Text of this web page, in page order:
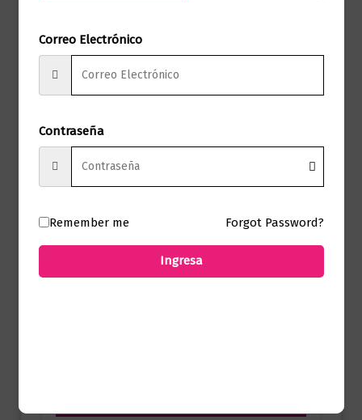
$ 65.000,00
Novela literaria
$75.000,00
Correo Electrónico
Contraseña
Remember me Forgot Password?
Ingresa